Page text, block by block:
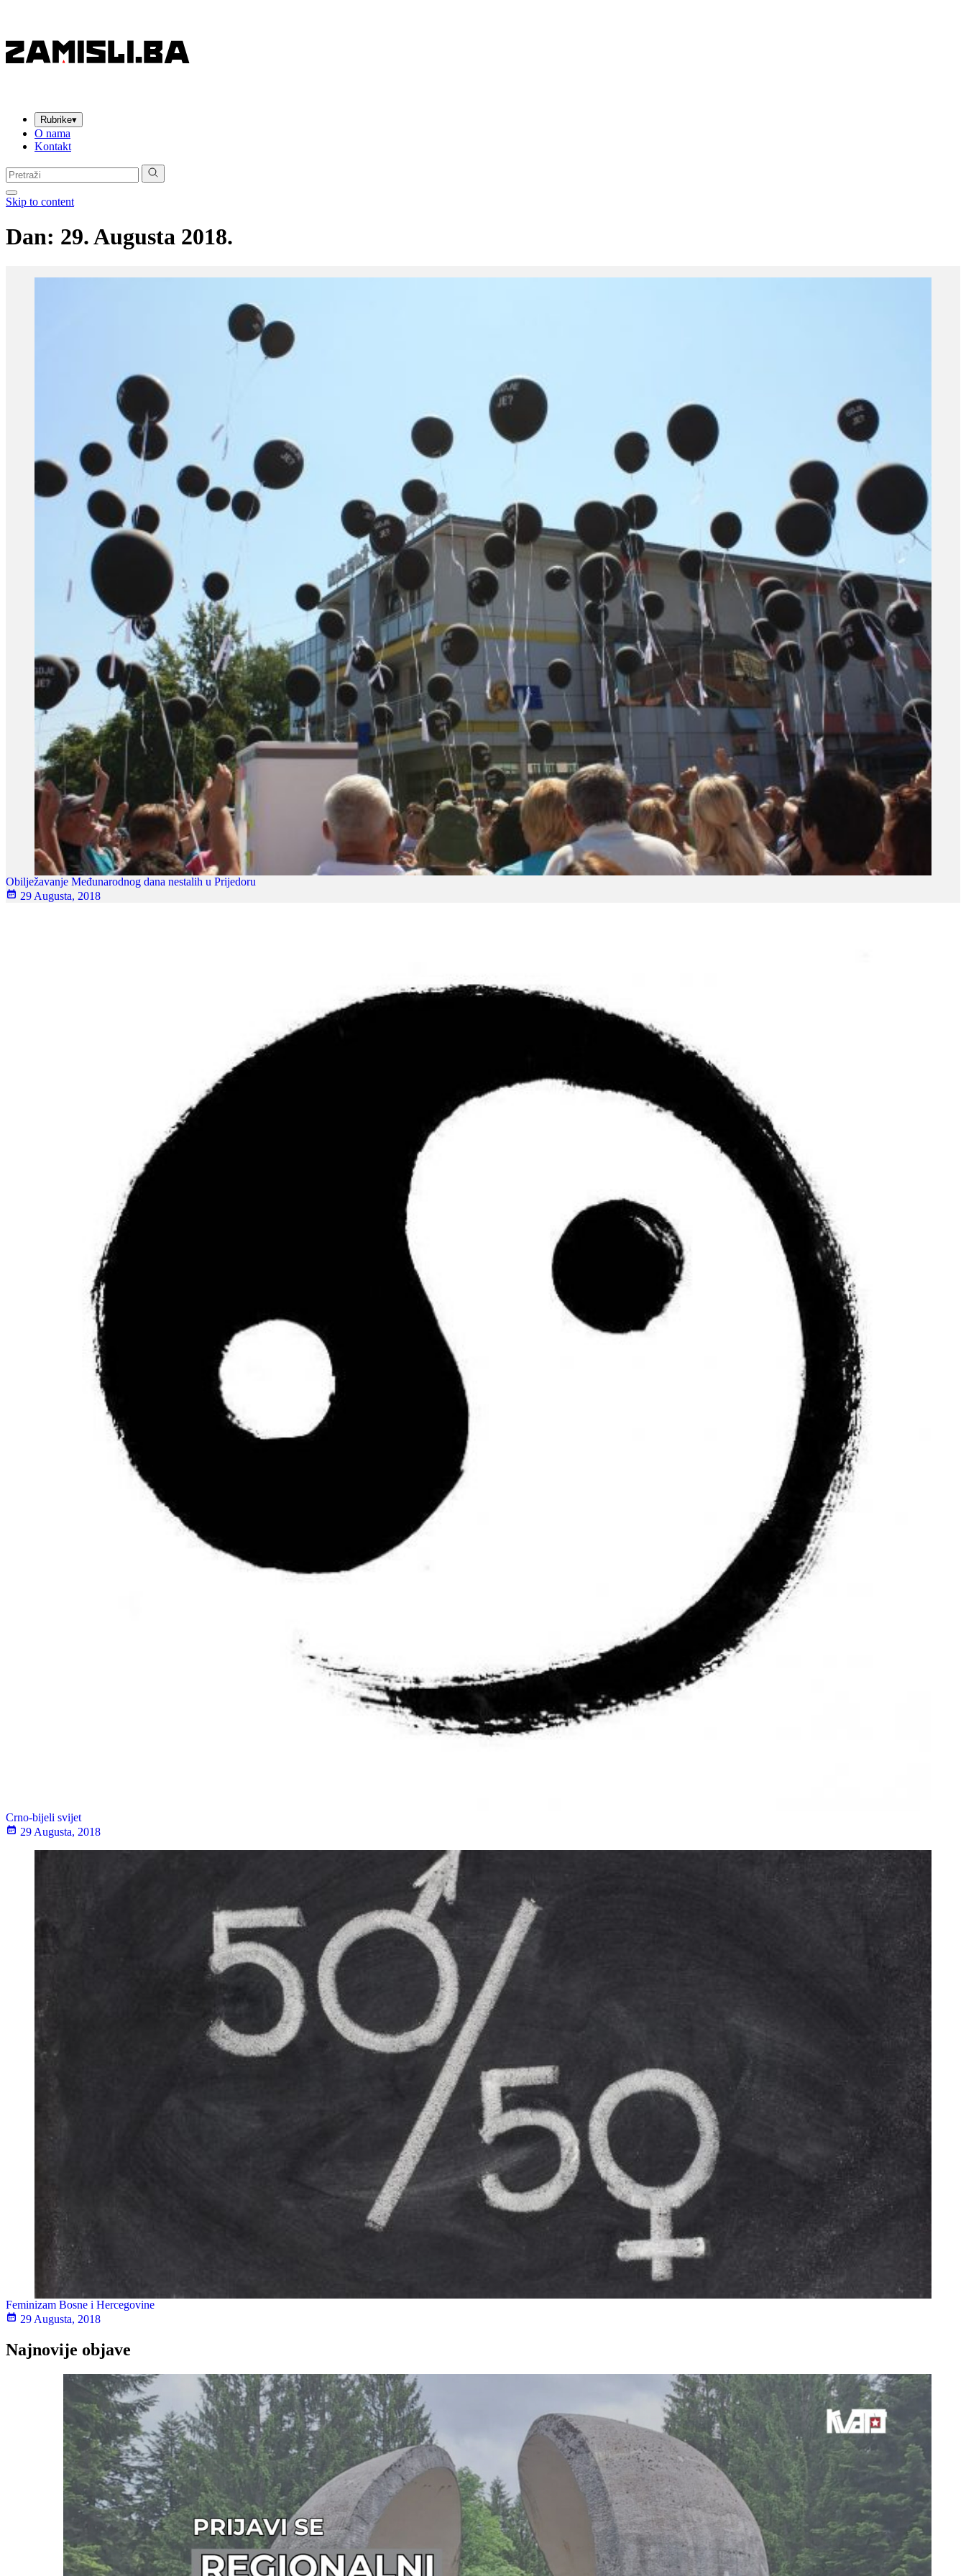
Rubrike▾
O nama
Kontakt
Pretraga:
Skip to content
Dan: 29. Augusta 2018.
Obilježavanje Međunarodnog dana nestalih u Prijedoru
29 Augusta, 2018
Crno-bijeli svijet
29 Augusta, 2018
Feminizam Bosne i Hercegovine
29 Augusta, 2018
Najnovije objave